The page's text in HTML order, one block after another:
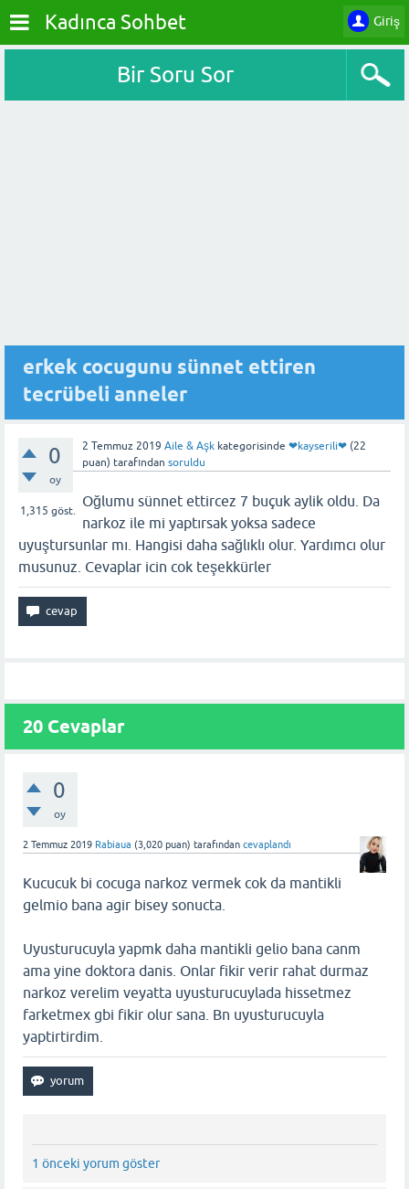
Giriş
Kadınca Sohbet
Bir Soru Sor
erkek cocugunu sünnet ettiren
tecrübeli anneler
0
oy
1,315 göst.
2 Temmuz 2019 Aile & Aşk kategorisinde ❤kayserili❤ (22
puan) tarafından soruldu
Oğlumu sünnet ettircez 7 buçuk aylik oldu. Da
narkoz ile mi yaptırsak yoksa sadece
uyuştursunlar mı. Hangisi daha sağlıklı olur. Yardımcı olur
musunuz. Cevaplar icin cok teşekkürler
20 Cevaplar
0
oy
2 Temmuz 2019 Rabiaua (3,020 puan) tarafından cevaplandı
Kucucuk bi cocuga narkoz vermek cok da mantikli
gelmio bana agir bisey sonucta.
Uyusturucuyla yapmk daha mantikli gelio bana canm
ama yine doktora danis. Onlar fikir verir rahat durmaz
narkoz verelim veyatta uyusturucuylada hissetmez
farketmex gbi fikir olur sana. Bn uyusturucuyla
yaptirtirdim.
1 önceki yorum göster